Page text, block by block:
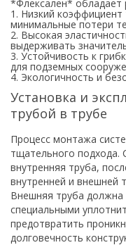
*Флексален* обладает
1. Низкий коэффициент
минимальные потери
2. Высокая
выдерживать
3. Устойчивость к
для подземных
4. Экологичность и
Установка и
трубой в трубе
Процесс монтажа
тщательного подхода.
внутренняя труба,
внутренней и внешней
Внешняя труба должна
специальными
предотвратить
долговечность